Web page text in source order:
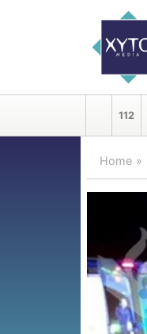
112
Home